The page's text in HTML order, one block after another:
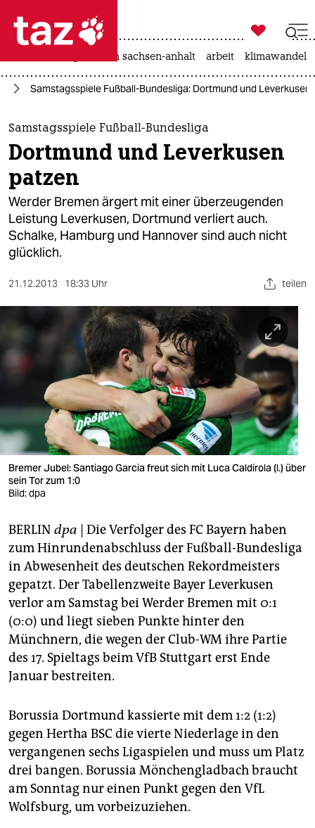
 taz zahl ich
taz zahl ich
themen
politik
öko
gesellschaft
kultur
sport
berlin
nord
wahrheit
verlag
verlag
veranstaltungen
shop
fragen & hilfe
unterstützen
abo
genossenschaft
epaper login

taz zahl ich
landtagswahl in sachsen-anhalt arbeit klimawandel
Samstagsspiele Fußball-Bundesliga: Dortmund und Leverkusen
Samstagsspiele Fußball-Bundesliga
Dortmund und Leverkusen
patzen
Werder Bremen ärgert mit einer überzeugenden
Leistung Leverkusen, Dortmund verliert auch.
Schalke, Hamburg und Hannover sind auch nicht
glücklich.
21.12.2013 18:33 Uhr teilen
Bremer Jubel: Santiago Garcia freut sich mit Luca Caldirola (l.) über
sein Tor zum 1:0
Bild: dpa
BERLIN dpa | Die Verfolger des FC Bayern haben
zum Hinrundenabschluss der Fußball-Bundesliga
in Abwesenheit des deutschen Rekordmeisters
gepatzt. Der Tabellenzweite Bayer Leverkusen
verlor am Samstag bei Werder Bremen mit 0:1
(0:0) und liegt sieben Punkte hinter den
Münchnern, die wegen der Club-WM ihre Partie
des 17. Spieltags beim VfB Stuttgart erst Ende
Januar bestreiten.
Borussia Dortmund kassierte mit dem 1:2 (1:2)
gegen Hertha BSC die vierte Niederlage in den
vergangenen sechs Ligaspielen und muss um Platz
drei bangen. Borussia Mönchengladbach braucht
am Sonntag nur einen Punkt gegen den VfL
Wolfsburg, um vorbeizuziehen.